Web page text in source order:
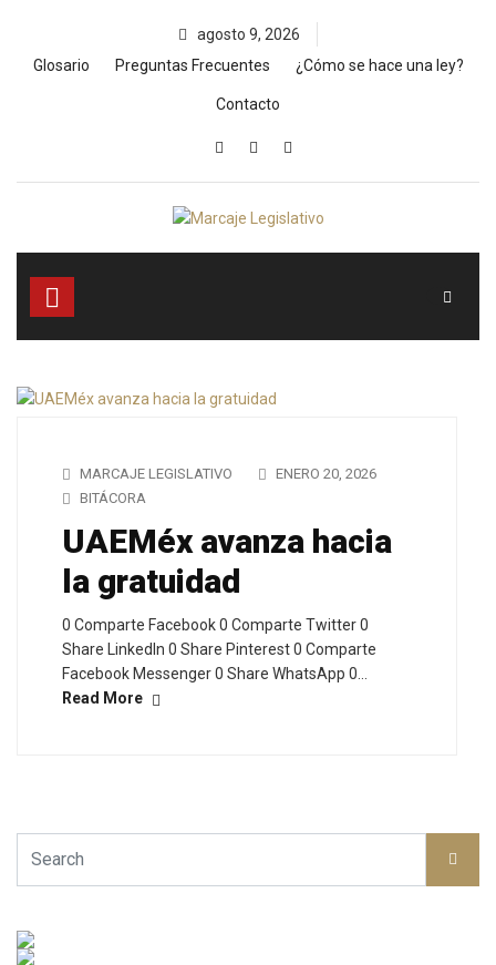
content
agosto 9, 2026
Glosario
Preguntas Frecuentes ¿Cómo se hace una ley?
Contacto
MARCAJE LEGISLATIVO
ENERO 20, 2026
BITÁCORA
UAEMéx avanza hacia
la gratuidad
0 Comparte Facebook 0 Comparte Twitter 0
Share LinkedIn 0 Share Pinterest 0 Comparte
Facebook Messenger 0 Share WhatsApp 0…
Read More